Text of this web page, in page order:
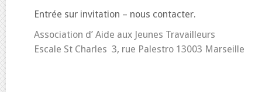
Entrée sur invitation – nous contacter.
Association d’ Aide aux Jeunes Travailleurs
Escale St Charles 3, rue Palestro 13003 Marseille